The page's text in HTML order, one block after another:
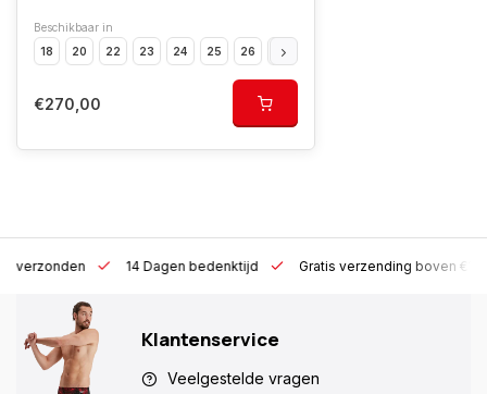
Beschikbaar in
18
20 22 23 24 25 26 28
€270,00
h verzonden 14 Dagen bedenktijd Gratis verzending boven
Klantenservice
Veelgestelde vragen